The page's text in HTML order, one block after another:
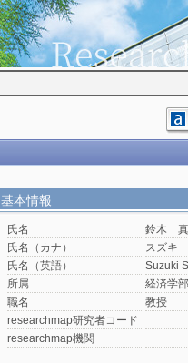
基本情報
氏名
鈴木
氏名（カナ）
スズキ
氏名（英語）
Suzuki
所属
経済学
職名
教授
researchmap研究者コード
researchmap機関